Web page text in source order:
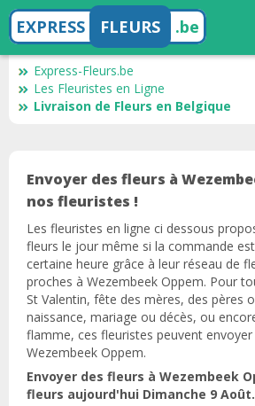
EXPRESS FLEURS .be
Express-Fleurs.be
Les Fleuristes en Ligne
Livraison de Fleurs en Belgique
Envoyer des fleurs à
nos fleuristes !
Les fleuristes en ligne ci dessous
fleurs le jour même si la commande
certaine heure grâce à leur réseau de
proches à Wezembeek Oppem. Pour
St Valentin, fête des mères, des pères
naissance, mariage ou décès, ou
flamme, ces fleuristes peuvent
Wezembeek Oppem.
Envoyer des fleurs à Wezembeek
fleurs aujourd'hui Dimanche 9 Août.